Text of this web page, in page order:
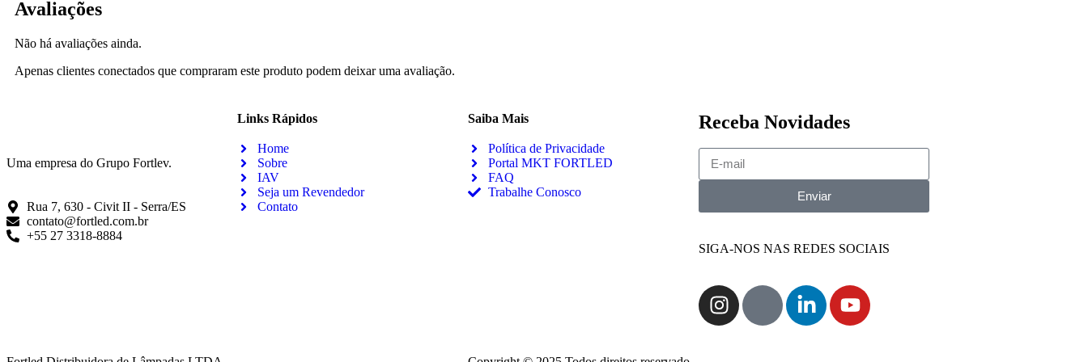
Avaliações
Não há avaliações ainda.
Apenas clientes conectados que compraram este produto podem deixar uma avaliação.
Uma empresa do Grupo Fortlev.
Rua 7, 630 - Civit II - Serra/ES
contato@fortled.com.br
+55 27 3318-8884
Links Rápidos
Home
Sobre
IAV
Seja um Revendedor
Contato
Saiba Mais
Política de Privacidade
Portal MKT FORTLED
FAQ
Trabalhe Conosco
Receba Novidades
Enviar
SIGA-NOS NAS REDES SOCIAIS